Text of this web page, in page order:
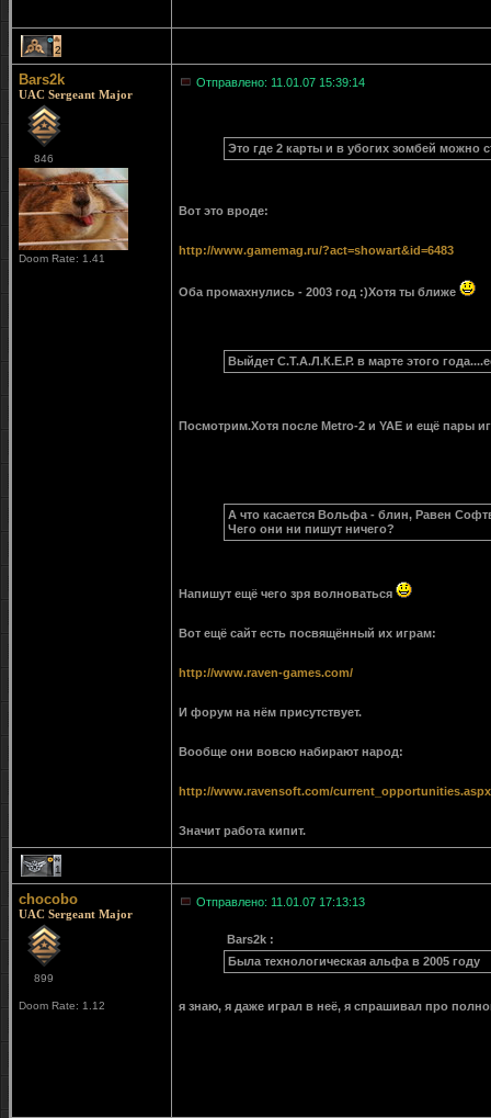
2
Bars2k
UAC Sergeant Major
846
Doom Rate: 1.41
Отправлено: 11.01.07 15:39:14
Это где 2 карты и в убогих зомбей можно
Вот это вроде:
http://www.gamemag.ru/?act=showart&id=6483
Оба промахнулись - 2003 год :)Хотя ты ближе
Выйдет С.Т.А.Л.К.Е.Р. в марте этого
Посмотрим.Хотя после Metro-2 и YAE и ещё пары
А что касается Вольфа - блин, Равен
Чего они ни пишут ничего?
Напишут ещё чего зря волноваться
Вот ещё сайт есть посвящённый их играм:
http://www.raven-games.com/
И форум на нём присутствует.
Вообще они вовсю набирают народ:
http://www.ravensoft.com/current_opportunities.aspx
Значит работа кипит.
1
chocobo
UAC Sergeant Major
899
Doom Rate: 1.12
Отправлено: 11.01.07 17:13:13
Bars2k :
Была технологическая альфа в 2005 году
я знаю, я даже играл в неё, я спрашивал про